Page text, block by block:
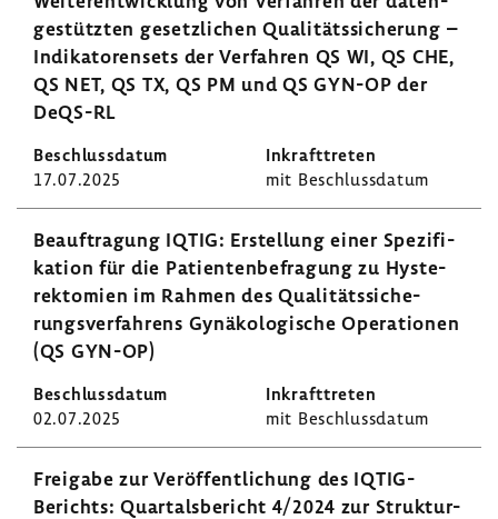
ge­stützten gesetz­li­chen Quali­täts­si­che­rung –
Indi­ka­to­ren­sets der Verfahren QS WI, QS CHE,
QS NET, QS TX, QS PM und QS GYN-OP der
DeQS-RL
17.07.2025 mit Beschluss­datum
Beauf­tra­gung IQTIG: Erstel­lung einer Spezi­fi­
ka­tion für die Pati­en­ten­be­fra­gung zu Hyste­
rek­to­mien im Rahmen des Quali­täts­si­che­
rungs­ver­fah­rens Gynä­ko­lo­gi­sche Opera­tionen
(QS GYN-OP)
02.07.2025 mit Beschluss­datum
Frei­gabe zur Veröf­fent­li­chung des IQTIG-​
Berichts: Quar­tals­be­richt 4/2024 zur Struk­tur­